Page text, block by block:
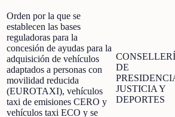
Orden por la que se
establecen las bases
reguladoras para la
concesión de ayudas para la
adquisición de vehículos
adaptados a personas con
movilidad reducida
(EUROTAXI), vehículos
taxi de emisiones CERO y
vehículos taxi ECO y se
DE
JUSTICIA Y
DEPORTES